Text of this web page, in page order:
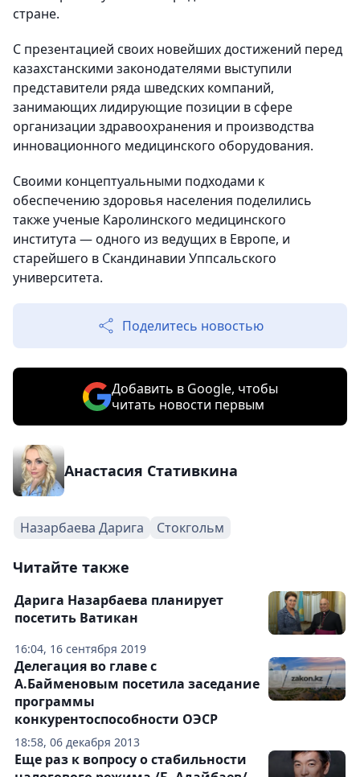
стране.
С презентацией своих новейших достижений перед
казахстанскими законодателями выступили
представители ряда шведских компаний,
занимающих лидирующие позиции в сфере
организации здравоохранения и производства
инновационного медицинского оборудования.
Своими концептуальными подходами к
обеспечению здоровья населения поделились
также ученые Каролинского медицинского
института — одного из ведущих в Европе, и
старейшего в Скандинавии Уппсальского
университета.
Поделитесь новостью
Добавить в Google, чтобы
читать новости первым
Анастасия Стативкина
Назарбаева Дарига Стокгольм
Читайте также
16:04, 16 сентября 2019
Дарига Назарбаева планирует
посетить Ватикан
18:58, 06 декабря 2013
Делегация во главе с
А.Байменовым посетила заседание
программы
конкурентоспособности ОЭСР
Еще раз к вопросу о стабильности